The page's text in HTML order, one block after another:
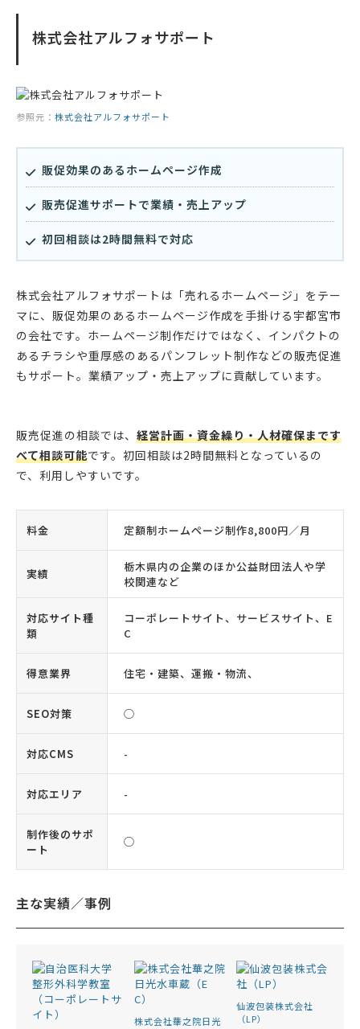
株式会社アルフォサポート
参照元： 株式会社アルフォサポート
販促効果のあるホームページ作成
販売促進サポートで業績・売上アップ
初回相談は2時間無料で対応
株式会社アルフォサポートは「売れるホームページ」をテー
マに、販促効果のあるホームページ作成を手掛ける宇都宮市
の会社です。ホームページ制作だけではなく、インパクトの
あるチラシや重厚感のあるパンフレット制作などの販売促進
もサポート。業績アップ・売上アップに貢献しています。
販売促進の相談では、 経営計画・資金繰り・人材確保まです
べて相談可能です。初回相談は2時間無料となっているの
で、利用しやすいです。
料金 定額制ホームページ制作8,800円／月
実績
栃木県内の企業のほか公益財団法人や学
校関連など
対応サイト種
類
コーポレートサイト、サービスサイト、E
C
得意業界 住宅・建築、運搬・物流、
SEO対策 ◯
対応CMS -
対応エリア -
制作後のサポ
ート
◯
主な実績／事例
株式会社華之院日光
仙波包装株式会社
（LP）